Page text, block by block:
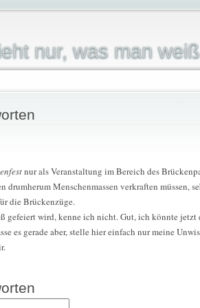
nur, was man weiß
nur als Veranstaltung im Bereich des
drumherum Menschenmassen verkraften müssen,
die Brückenzüge.
gefeiert wird, kenne ich nicht. Gut, ich könnte
es gerade aber, stelle hier einfach nur meine